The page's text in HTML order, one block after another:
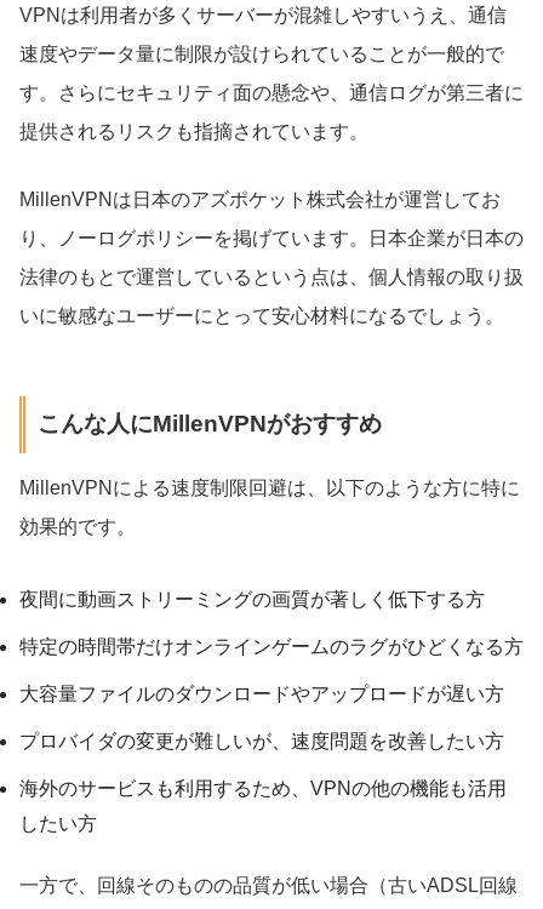
VPNは利用者が多くサーバーが混雑しやすいうえ、通信
速度やデータ量に制限が設けられていることが一般的で
す。さらにセキュリティ面の懸念や、通信ログが第三者に
提供されるリスクも指摘されています。
MillenVPNは日本のアズポケット株式会社が運営してお
り、ノーログポリシーを掲げています。日本企業が日本の
法律のもとで運営しているという点は、個人情報の取り扱
いに敏感なユーザーにとって安心材料になるでしょう。
こんな人にMillenVPNがおすすめ
MillenVPNによる速度制限回避は、以下のような方に特に
効果的です。
夜間に動画ストリーミングの画質が著しく低下する方
特定の時間帯だけオンラインゲームのラグがひどくなる方
大容量ファイルのダウンロードやアップロードが遅い方
プロバイダの変更が難しいが、速度問題を改善したい方
海外のサービスも利用するため、VPNの他の機能も活用
したい方
一方で、回線そのものの品質が低い場合（古いADSL回線